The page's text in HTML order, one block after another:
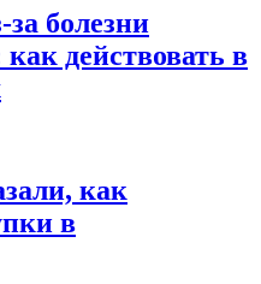
болезни
действовать в
как
в